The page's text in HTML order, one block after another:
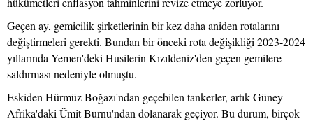
Geçen ay, gemicilik şirketlerinin bir kez daha aniden rotalarını
değiştirmeleri gerekti. Bundan bir önceki rota değişikliği 2023-2024
yıllarında Yemen'deki Husilerin Kızıldeniz'den geçen gemilere
saldırması nedeniyle olmuştu.
Eskiden Hürmüz Boğazı'ndan geçebilen tankerler, artık Güney
Afrika'daki Ümit Burnu'ndan dolanarak geçiyor. Bu durum, birçok